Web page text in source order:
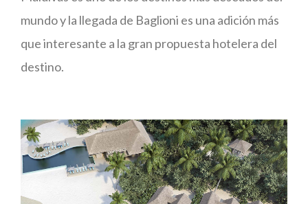
mundo y la llegada de Baglioni es una adición más
que interesante a la gran propuesta hotelera del
destino.